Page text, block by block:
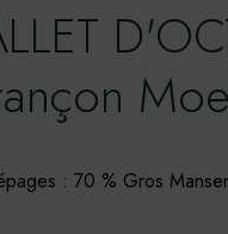
: 70 % Gros